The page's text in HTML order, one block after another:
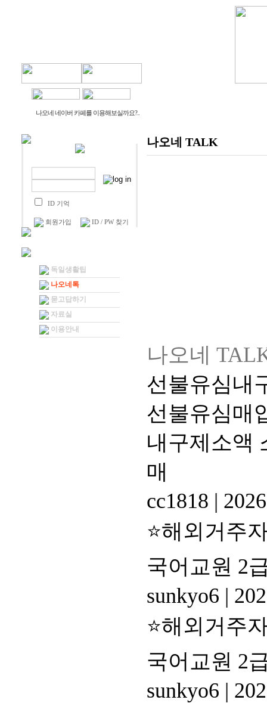
나오네 네이버 카페를 이용해보실까요?..
ID 기억
회원가입 ID / PW 찾기
독일생활팁
나오네톡
묻고답하기
자료실
이용안내
나오네 TALK
나오네
선불유심내
선불유심매
내구제소액
매
cc1818 |
⭐해외거주
국어교원 2
sunkyo6 |
⭐해외거주
국어교원 2
sunkyo6 |